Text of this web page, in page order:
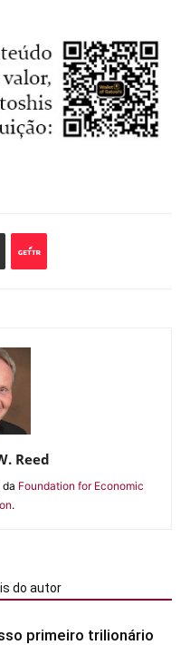
Reed
da Foundation for Economic
.
do autor
primeiro trilionário